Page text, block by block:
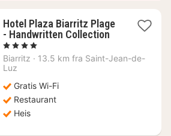
Hotel Plaza Biarritz Plage
- Handwritten Collection1
fra
, 4 Stjerner
Biarritz · 13.5 km fra Saint-Jean-de-
Luz
Gratis Wi-Fi
Restaurant
Heis